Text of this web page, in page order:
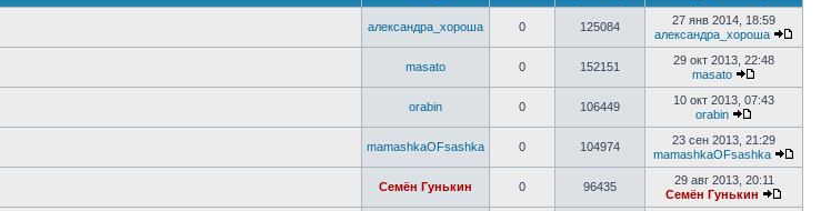
александра_хороша 0 125084
27 янв 2014, 18:59
александра_хороша
masato 0 152151
29 окт 2013, 22:48
masato
orabin 0 106449
10 окт 2013, 07:43
orabin
mamashkaOFsashka 0 104974
23 сен 2013, 21:29
mamashkaOFsashka
Семён Гунькин 0 96435
29 авг 2013, 20:11
Семён Гунькин